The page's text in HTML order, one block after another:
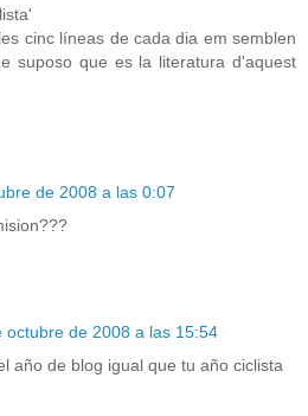
cinc líneas de cada dia em semblen
suposo que es la literatura d'aquest
de 2008 a las 0:07
octubre de 2008 a las 15:54
año de blog igual que tu año ciclista